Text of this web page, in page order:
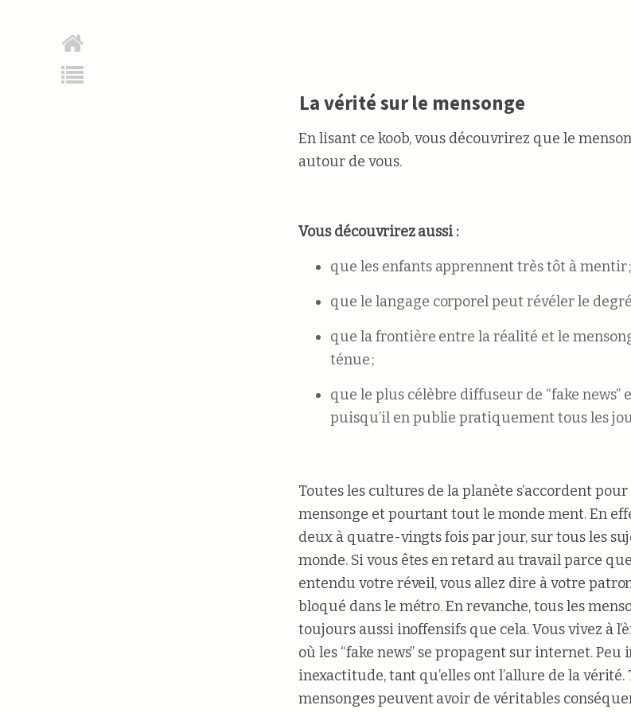
La vérité sur le mensonge
En lisant ce koob, vous découvrirez que le
autour de vous.
Vous découvrirez aussi :
que les enfants apprennent très tôt à mentir ;
que le langage corporel peut révéler le
que la frontière entre la réalité et le
ténue ;
que le plus célèbre diffuseur de “fake news”
puisqu’il en publie pratiquement tous les
Toutes les cultures de la planète s’accordent
mensonge et pourtant tout le monde ment. En
deux à quatre-vingts fois par jour, sur tous les
monde. Si vous êtes en retard au travail parce que
entendu votre réveil, vous allez dire à votre
bloqué dans le métro. En revanche, tous les
toujours aussi inoffensifs que cela. Vous vivez à
où les “fake news” se propagent sur internet.
inexactitude, tant qu’elles ont l’allure de la vérité.
mensonges peuvent avoir de véritables